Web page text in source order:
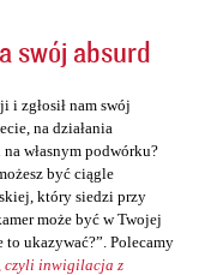
swój absurd
i zgłosił nam swój
na działania
własnym podwórku?
być ciągle
który siedzi przy
może być w Twojej
to ukazywać?”. Polecamy
czyli inwigilacja z